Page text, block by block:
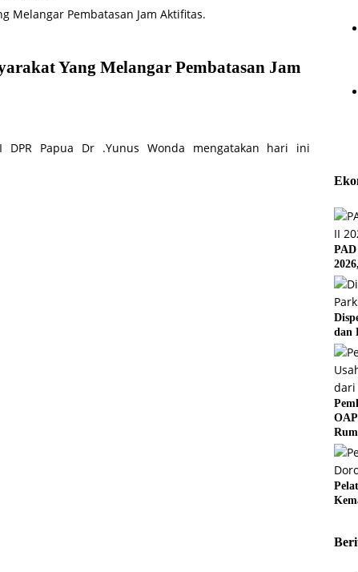
Yang Melangar Pembatasan Jam
DPR Papua Dr .Yunus Wonda mengatakan hari ini
dan